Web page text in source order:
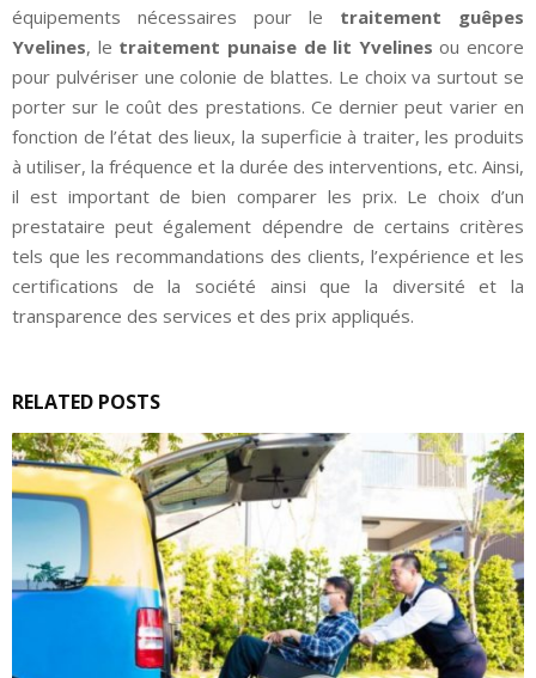
équipements nécessaires pour le traitement guêpes
Yvelines, le traitement punaise de lit Yvelines ou encore
pour pulvériser une colonie de blattes. Le choix va surtout se
porter sur le coût des prestations. Ce dernier peut varier en
fonction de l’état des lieux, la superficie à traiter, les produits
à utiliser, la fréquence et la durée des interventions, etc. Ainsi,
il est important de bien comparer les prix. Le choix d’un
prestataire peut également dépendre de certains critères
tels que les recommandations des clients, l’expérience et les
certifications de la société ainsi que la diversité et la
transparence des services et des prix appliqués.
RELATED POSTS